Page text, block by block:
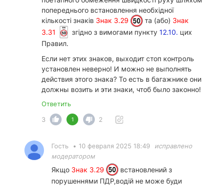
попереднього встановлення необхідної
кількості знаків Знак 3.29 та (або) Знак
3.31
згідно з вимогами пункту 12.10. цих
Правил.
Если нет этих знаков, выходит стоп контроль
установлен неверно! И можно не выполнять
действия этого знака? То есть в багажнике они
должны возить и эти знаки, чтоб было законно!
Ответить
3
1 2
Гость • 10 февраля 2025 18:49
исправлено
модератором
Якщо Знак 3.29
встановлений з
порушеннями ПДР,водій не може буди